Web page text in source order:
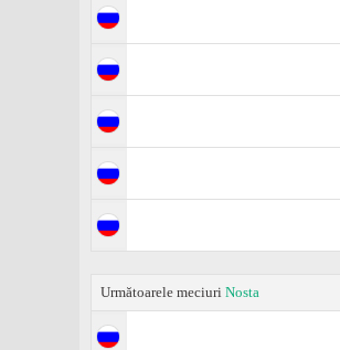
Următoarele meciuri Nosta